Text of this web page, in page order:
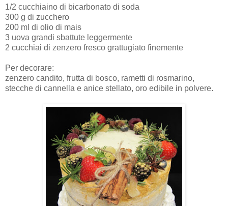
1/2 cucchiaino di bicarbonato di soda
300 g di zucchero
200 ml di olio di mais
3 uova grandi sbattute leggermente
2 cucchiai di zenzero fresco grattugiato finemente
Per decorare:
zenzero candito, frutta di bosco, rametti di rosmarino,
stecche di cannella e anice stellato, oro edibile in polvere.